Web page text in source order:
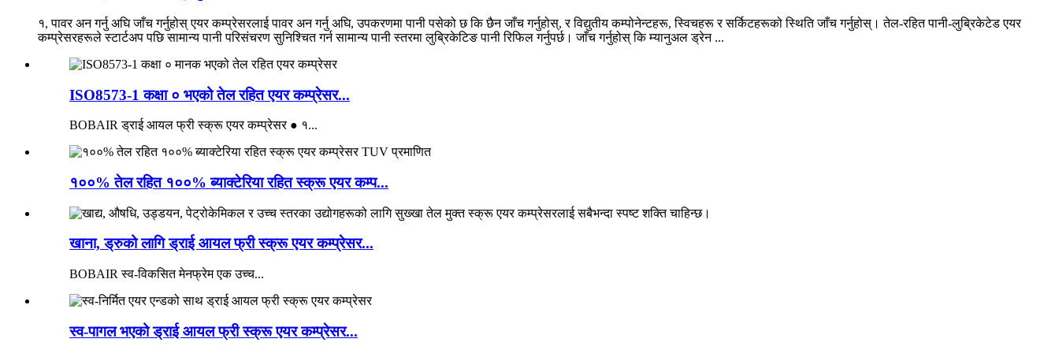
१, पावर अन गर्नु अघि जाँच गर्नुहोस् एयर कम्प्रेसरलाई पावर अन गर्नु अघि, उपकरणमा पानी पसेको छ कि छैन जाँच गर्नुहोस्, र विद्युतीय कम्पोनेन्टहरू, स्विचहरू र सर्किटहरूको स्थिति जाँच गर्नुहोस्। तेल-रहित पानी-लुब्रिकेटेड एयर
कम्प्रेसरहरूले स्टार्टअप पछि सामान्य पानी परिसंचरण सुनिश्चित गर्न सामान्य पानी स्तरमा लुब्रिकेटिङ पानी रिफिल गर्नुपर्छ। जाँच गर्नुहोस् कि म्यानुअल ड्रेन ...
ISO8573-1 कक्षा ० भएको तेल रहित एयर कम्प्रेसर...
BOBAIR ड्राई आयल फ्री स्क्रू एयर कम्प्रेसर ● १...
१००% तेल रहित १००% ब्याक्टेरिया रहित स्क्रू एयर कम्प...
खाना, ड्रुको लागि ड्राई आयल फ्री स्क्रू एयर कम्प्रेसर...
BOBAIR स्व-विकसित मेनफ्रेम एक उच्च...
स्व-पागल भएको ड्राई आयल फ्री स्क्रू एयर कम्प्रेसर...